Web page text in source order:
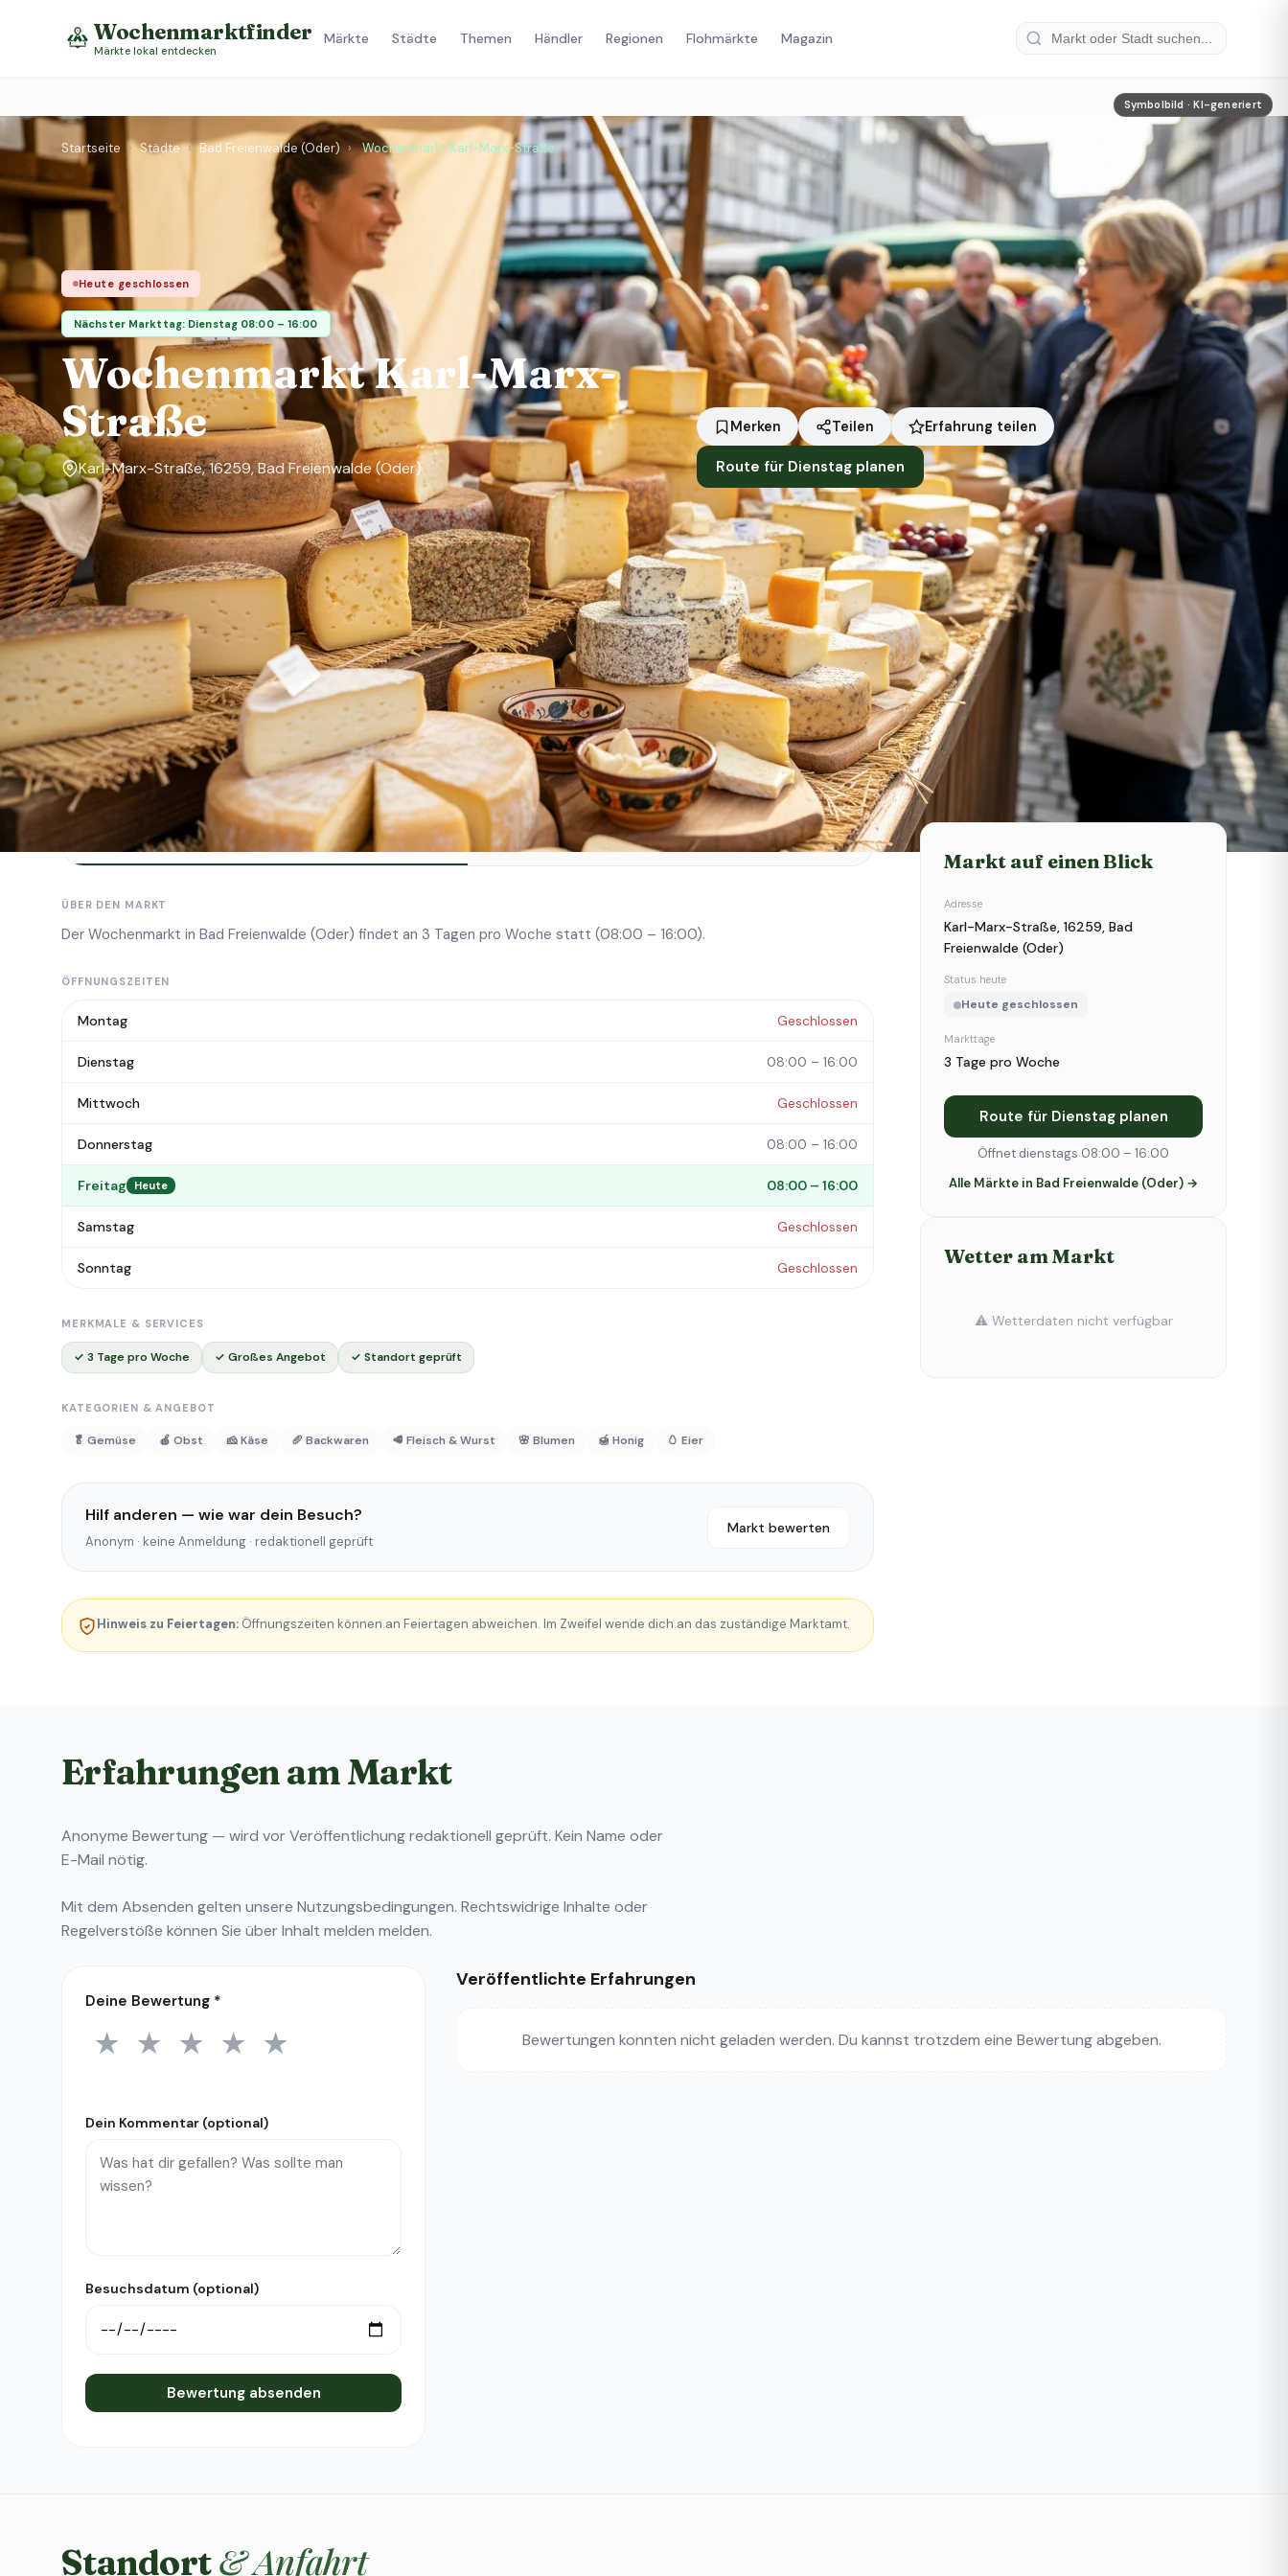
Wochenmarktfinder
Märkte lokal entdecken
Märkte Städte Themen Händler Regionen Flohmärkte Magazin
Symbolbild · KI-generiert
Startseite › Städte › Bad Freienwalde (Oder) › Wochenmarkt Karl-Marx-Straße
Heute geschlossen
Nächster Markttag: Dienstag 08:00 – 16:00
Wochenmarkt Karl-Marx-
Straße
Karl-Marx-Straße, 16259, Bad Freienwalde (Oder)
Merken Teilen Erfahrung teilen
Route für Dienstag planen
Symbolbild · KI-generiert
Markttage
Dienstag, Donnerstag, Freitag
Standort
Bad Freienwalde (Oder)
Status heute
Heute geschlossen
Über den Markt Händler
ÜBER DEN MARKT
Der Wochenmarkt in Bad Freienwalde (Oder) findet an 3 Tagen pro Woche statt (08:00 – 16:00).
ÖFFNUNGSZEITEN
Montag Geschlossen
Dienstag 08:00 – 16:00
Mittwoch Geschlossen
Donnerstag 08:00 – 16:00
Freitag Heute 08:00 – 16:00
Samstag Geschlossen
Sonntag Geschlossen
MERKMALE & SERVICES
✓ 3 Tage pro Woche ✓ Großes Angebot ✓ Standort geprüft
KATEGORIEN & ANGEBOT
🥬 Gemüse 🍎 Obst 🧀 Käse 🥖 Backwaren 🥩 Fleisch & Wurst 🌸 Blumen 🍯 Honig 🥚 Eier
Hilf anderen — wie war dein Besuch?
Anonym · keine Anmeldung · redaktionell geprüft
Markt bewerten
Hinweis zu Feiertagen: Öffnungszeiten können an Feiertagen abweichen. Im Zweifel wende dich an das zuständige Marktamt.
Markt auf einen Blick
Adresse
Karl-Marx-Straße, 16259, Bad
Freienwalde (Oder)
Status heute
Heute geschlossen
Markttage
3 Tage pro Woche
Route für Dienstag planen
Öffnet dienstags 08:00 – 16:00
Alle Märkte in Bad Freienwalde (Oder) →
Wetter am Markt
⚠️ Wetterdaten nicht verfügbar
Erfahrungen am Markt
Anonyme Bewertung — wird vor Veröffentlichung redaktionell geprüft. Kein Name oder
E-Mail nötig.
Mit dem Absenden gelten unsere Nutzungsbedingungen. Rechtswidrige Inhalte oder
Regelverstöße können Sie überInhalt melden melden.
Deine Bewertung *
1 Stern
★ 2 Sterne
★ 3 Sterne
★ 4 Sterne
★ 5 Sterne
★
Dein Kommentar (optional)
Besuchsdatum (optional)
Bewertung absenden
Veröffentlichte Erfahrungen
Bewertungen konnten nicht geladen werden. Du kannst trotzdem eine Bewertung abgeben.
Standort& Anfahrt